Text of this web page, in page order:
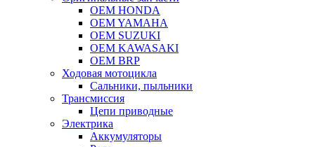
OEM HONDA
OEM YAMAHA
OEM SUZUKI
OEM KAWASAKI
OEM BRP
Ходовая мотоцикла
Сальники, пыльники
Трансмиссия
Цепи приводные
Электрика
Аккумуляторы